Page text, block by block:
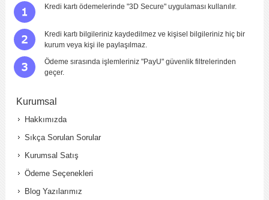
Kredi kartı ödemelerinde "3D Secure" uygulaması kullanılır.
Kredi kartı bilgileriniz kaydedilmez ve kişisel bilgileriniz hiç bir
kurum veya kişi ile paylaşılmaz.
Ödeme sırasında işlemleriniz "PayU" güvenlik filtrelerinden
geçer.
Kurumsal
Hakkımızda
Sıkça Sorulan Sorular
Kurumsal Satış
Ödeme Seçenekleri
Blog Yazılarımız